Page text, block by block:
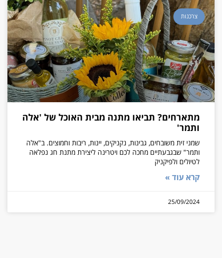
צרכנות
מתארחים? תביאו מתנה מבית האוכל של 'אלה
ותמר'
שמני זית משובחים, גבינות, נקניקים, יינות, ריבות וחמוצים. ב"אלה
ותמר" שבגבעתיים מחכה לכם ויטרינה ליצירת מתנת חג נפלאה
לטיולים ולפיקניק
קרא עוד »
25/09/2024